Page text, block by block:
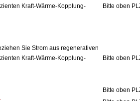
Kraft-Wärme-Kopplung-
Bitte oben
Sie Strom aus regenerativen
Kraft-Wärme-Kopplung-
Bitte oben
Bitte oben